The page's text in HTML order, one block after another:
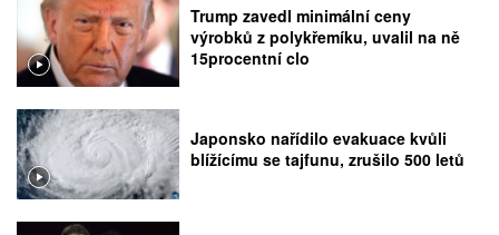
Trump zavedl minimální ceny
výrobků z polykřemíku, uvalil na ně
15procentní clo
Japonsko nařídilo evakuace kvůli
blížícímu se tajfunu, zrušilo 500 letů